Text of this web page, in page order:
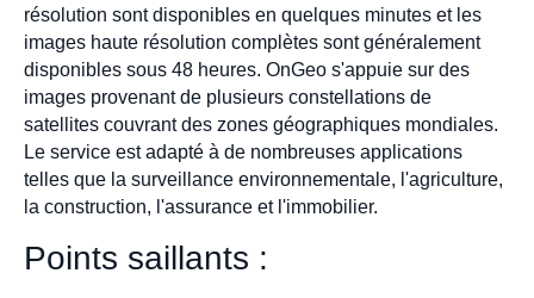
résolution sont disponibles en quelques minutes et les
images haute résolution complètes sont généralement
disponibles sous 48 heures. OnGeo s'appuie sur des
images provenant de plusieurs constellations de
satellites couvrant des zones géographiques mondiales.
Le service est adapté à de nombreuses applications
telles que la surveillance environnementale, l'agriculture,
la construction, l'assurance et l'immobilier.
Points saillants :